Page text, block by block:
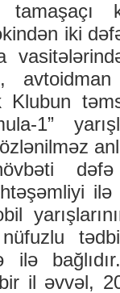
iki
avtoidman
1”
dəfə
ilə
bir il əvvəl,